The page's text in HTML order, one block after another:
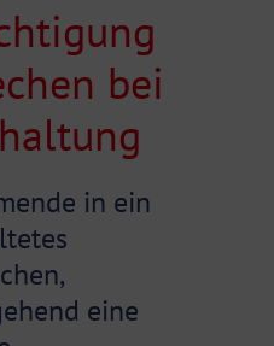
bei
in ein
eine